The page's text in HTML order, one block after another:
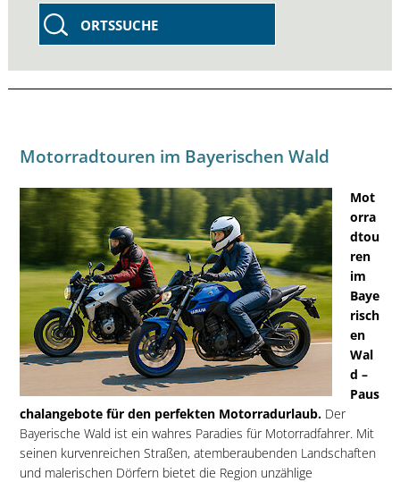
ORTSSUCHE
Motorradtouren im Bayerischen Wald
Mot
orra
dtou
ren
im
Baye
risch
en
Wal
d –
Paus
chalangebote für den perfekten Motorradurlaub.Der
Bayerische Wald ist ein wahres Paradies für Motorradfahrer. Mit
seinen kurvenreichen Straßen, atemberaubenden Landschaften
und malerischen Dörfern bietet die Region unzählige